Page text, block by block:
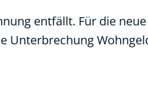
entfällt. Für die
Unterbrechung